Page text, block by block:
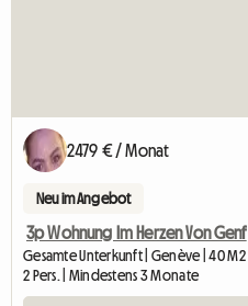
2479 € / Monat
Neu im Angebot
3p Wohnung Im Herzen Von Genf
Gesamte Unterkunft | Genève | 40 M2
2 Pers. | Mindestens 3 Monate